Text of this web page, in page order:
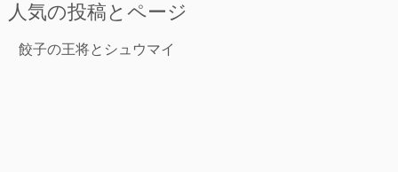
人気の投稿とページ
餃子の王将とシュウマイ